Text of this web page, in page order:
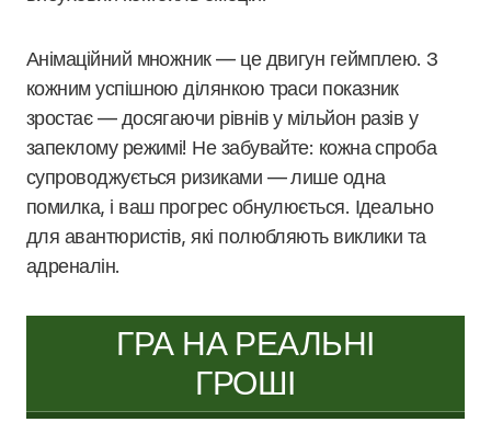
Анімаційний множник — це двигун геймплею. З
кожним успішною ділянкою траси показник
зростає — досягаючи рівнів у мільйон разів у
запеклому режимі! Не забувайте: кожна спроба
супроводжується ризиками — лише одна
помилка, і ваш прогрес обнулюється. Ідеально
для авантюристів, які полюбляють виклики та
адреналін.
ГРА НА РЕАЛЬНІ
ГРОШІ